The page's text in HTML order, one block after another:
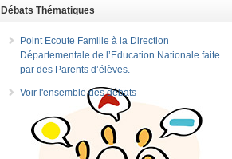
Débats Thématiques
Point Ecoute Famille à la Direction
Départementale de l’Education Nationale faite
par des Parents d’élèves.
Voir l'ensemble des débats